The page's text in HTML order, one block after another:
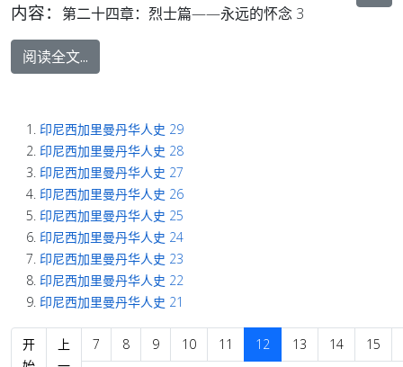
内容： 第二十四章：烈士篇——永远的怀念 3
阅读全文...
印尼西加里曼丹华人史 29
印尼西加里曼丹华人史 28
印尼西加里曼丹华人史 27
印尼西加里曼丹华人史 26
印尼西加里曼丹华人史 25
印尼西加里曼丹华人史 24
印尼西加里曼丹华人史 23
印尼西加里曼丹华人史 22
印尼西加里曼丹华人史 21
开
上
7 8 9 10 11 12 13 14 15